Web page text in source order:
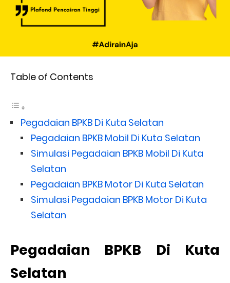
Table of Contents
Pegadaian BPKB Di Kuta Selatan
Pegadaian BPKB Mobil Di Kuta Selatan
Simulasi Pegadaian BPKB Mobil Di Kuta
Selatan
Pegadaian BPKB Motor Di Kuta Selatan
Simulasi Pegadaian BPKB Motor Di Kuta
Selatan
Pegadaian BPKB Di Kuta
Selatan